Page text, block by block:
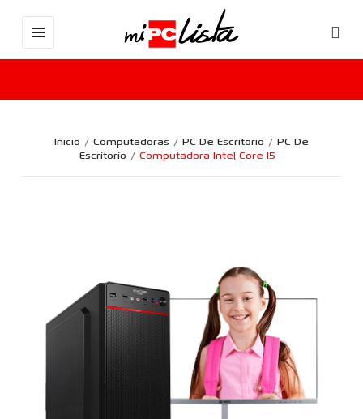
Inicio Computadoras PC De Escritorio
PC De
Escritorio
Computadora Intel Core I5